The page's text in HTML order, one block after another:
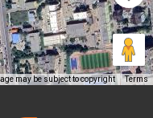
may be subject to copyright Terms